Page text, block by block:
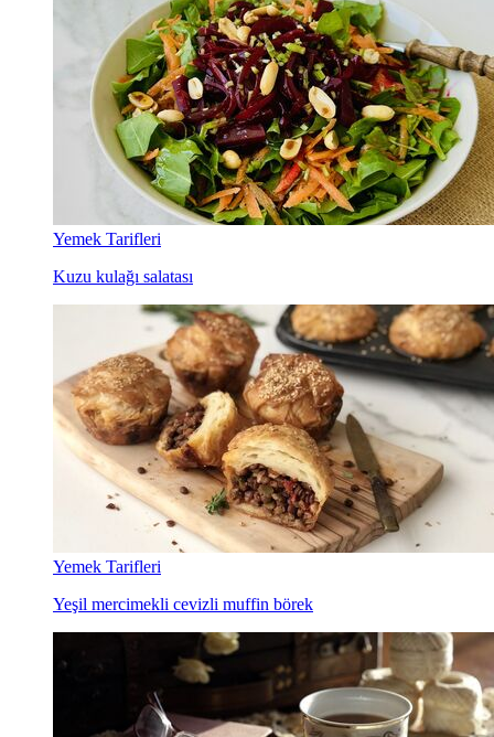
Yemek Tarifleri
Kuzu kulağı salatası
Yemek Tarifleri
Yeşil mercimekli cevizli muffin börek